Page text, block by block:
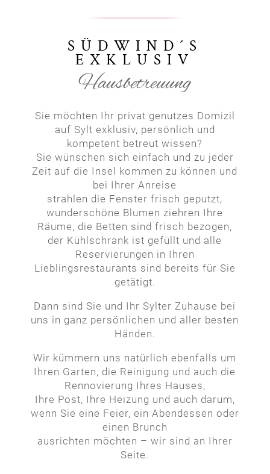
SÜDWIND´S
EXKLUSIV
Hausbetreuung
Sie möchten Ihr privat genutzes Domizil
auf Sylt exklusiv, persönlich und
kompetent betreut wissen?
Sie wünschen sich einfach und zu jeder
Zeit auf die Insel kommen zu können und
bei Ihrer Anreise
strahlen die Fenster frisch geputzt,
wunderschöne Blumen ziehren Ihre
Räume, die Betten sind frisch bezogen,
der Kühlschrank ist gefüllt und alle
Reservierungen in Ihren
Lieblingsrestaurants sind bereits für Sie
getätigt.
Dann sind Sie und Ihr Sylter Zuhause bei
uns in ganz persönlichen und aller besten
Händen.
Wir kümmern uns natürlich ebenfalls um
Ihren Garten, die Reinigung und auch die
Rennovierung Ihres Hauses,
Ihre Post, Ihre Heizung und auch darum,
wenn Sie eine Feier, ein Abendessen oder
einen Brunch
ausrichten möchten – wir sind an Ihrer
Seite.